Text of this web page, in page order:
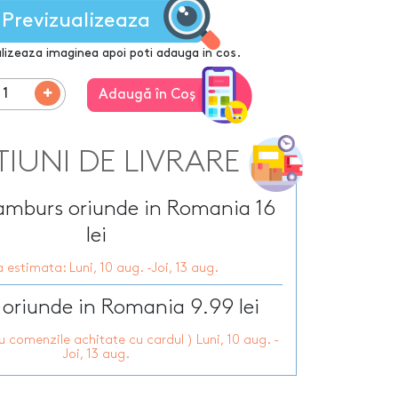
personalizate
Tirbusoane personalizate
Tocatoare personalizate
Tricouri personalizate HOT
Trofee personalizate
Tablouri canvas
Tablouri motivationale
Previzualizeaza
imaginea apoi poti adauga in cos.
Adaugă în Coş
DE LIVRARE
oriunde in Romania 16
lei
estimata: Luni, 10 aug. -Joi, 13 aug.
oriunde in Romania 9.99 lei
comenzile achitate cu cardul ) Luni, 10 aug. -
Joi, 13 aug.